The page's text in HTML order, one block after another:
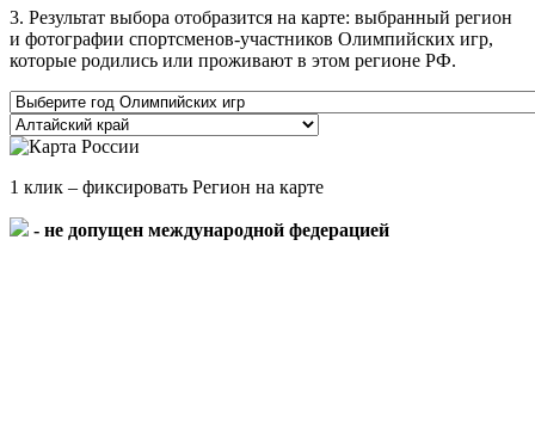
3. Результат выбора отобразится на карте: выбранный регион
и фотографии спортсменов-участников Олимпийских игр,
которые родились или проживают в этом регионе РФ.
1 клик – фиксировать Регион на карте
- не допущен международной федерацией